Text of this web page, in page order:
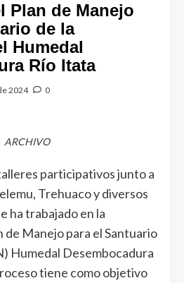
Plan de Manejo
de la
Humedal
Río Itata
2024 0
ARCHIVO
participativos junto a
Trehuaco y diversos
ha trabajado en la
de Manejo para el Santuario
Humedal Desembocadura
tiene como objetivo